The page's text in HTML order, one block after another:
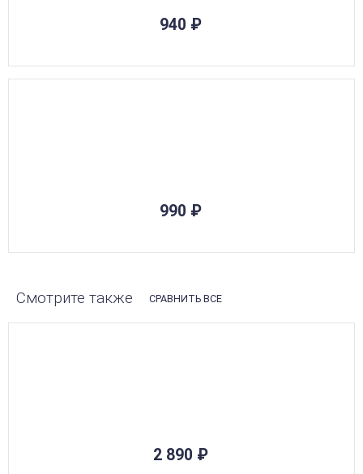
940 ₽
990 ₽
Смотрите также СРАВНИТЬ ВСЕ
2 890 ₽